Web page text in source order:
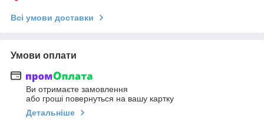
Всі умови доставки
Умови оплати
Ви отримаєте замовлення
або гроші повернуться на вашу картку
Детальніше